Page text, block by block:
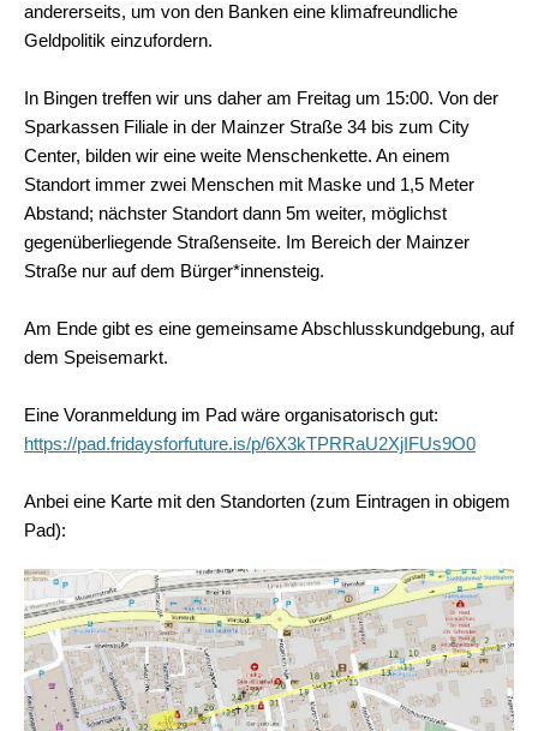
andererseits, um von den Banken eine klimafreundliche
Geldpolitik einzufordern.
In Bingen treffen wir uns daher am Freitag um 15:00. Von der
Sparkassen Filiale in der Mainzer Straße 34 bis zum City
Center, bilden wir eine weite Menschenkette. An einem
Standort immer zwei Menschen mit Maske und 1,5 Meter
Abstand; nächster Standort dann 5m weiter, möglichst
gegenüberliegende Straßenseite. Im Bereich der Mainzer
Straße nur auf dem Bürger*innensteig.
Am Ende gibt es eine gemeinsame Abschlusskundgebung, auf
dem Speisemarkt.
Eine Voranmeldung im Pad wäre organisatorisch gut:
https://pad.fridaysforfuture.is/p/6X3kTPRRaU2XjIFUs9O0
Anbei eine Karte mit den Standorten (zum Eintragen in obigem
Pad):